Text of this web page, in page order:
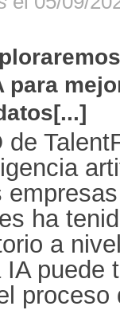
para
de
ha
a
puede
proceso